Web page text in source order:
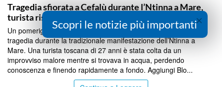
Tragedia sfiorata a Cefalù durante l’Ntinna a Mare,
turista rischia di annegare
Un pomeriggio di festa a Cefalù ha rischiato di trasformarsi in
tragedia durante la tradizionale manifestazione dell’Ntinna a
Mare. Una turista toscana di 27 anni è stata colta da un
improvviso malore mentre si trovava in acqua, perdendo
conoscenza e finendo rapidamente a fondo. Aggiungi Blo...
×
Scopri le notizie più importanti